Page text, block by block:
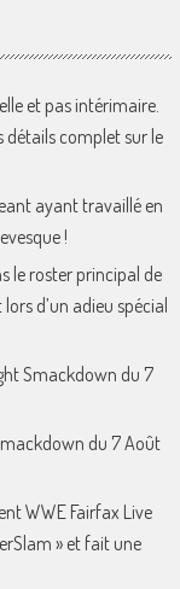
et pas intérimaire.
détails complet sur le
ayant travaillé en
!
le roster principal de
d’un adieu spécial
Smackdown du 7
du 7 Août
WWE Fairfax Live
» et fait une